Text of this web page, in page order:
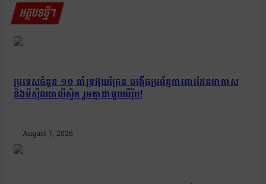
អត្ថបទថ្មីៗ
ប្រទេសចំនួន ១០ គាំទ្រអ៊ុយក្រែន បង្កើតប្រព័ន្ធការពារដែនអាកាស
និងមីស៊ីលបាលីស្ទិក រួមគ្នាជាមួយអឺរ៉ុប!
August 7, 2026